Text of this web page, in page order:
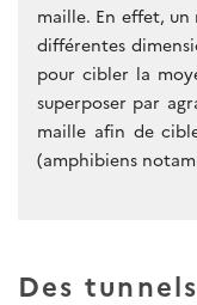
maille. En effet,
différentes
pour cibler la
superposer par
maille afin de
(amphibiens
Des